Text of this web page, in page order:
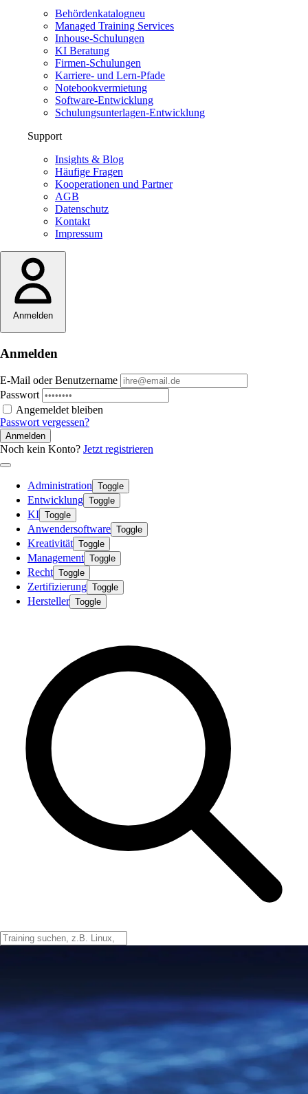
Behördenkatalogneu
Managed Training Services
Inhouse-Schulungen
KI Beratung
Firmen-Schulungen
Karriere- und Lern-Pfade
Notebookvermietung
Software-Entwicklung
Schulungsunterlagen-Entwicklung
Support
Insights & Blog
Häufige Fragen
Kooperationen und Partner
AGB
Datenschutz
Kontakt
Impressum
Anmelden
Anmelden
E-Mail oder Benutzername
Passwort
Angemeldet bleiben
Passwort vergessen?
Anmelden
Noch kein Konto? Jetzt registrieren
Administration Toggle
Entwicklung Toggle
KI Toggle
Anwendersoftware Toggle
Kreativität Toggle
Management Toggle
Recht Toggle
Zertifizierung Toggle
Hersteller Toggle